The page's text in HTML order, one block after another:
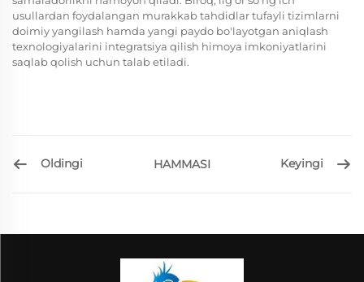
usullardan foydalangan murakkab tahdidlar tufayli tizimlarni
doimiy yangilash hamda yangi paydo bo'layotgan aniqlash
texnologiyalarini integratsiya qilish himoya imkoniyatlarini
saqlab qolish uchun talab etiladi.
Oldingi HAMMASI Keyingi